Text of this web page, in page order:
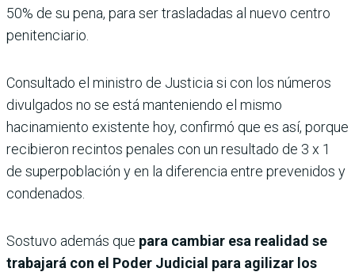
50% de su pena, para ser trasladadas al nuevo centro
penitenciario.
Consultado el ministro de Justicia si con los números
divulgados no se está manteniendo el mismo
hacinamiento existente hoy, confirmó que es así, porque
recibieron recintos penales con un resultado de 3 x 1
de superpoblación y en la diferencia entre prevenidos y
condenados.
Sostuvo además que para cambiar esa realidad se
trabajará con el Poder Judicial para agilizar los